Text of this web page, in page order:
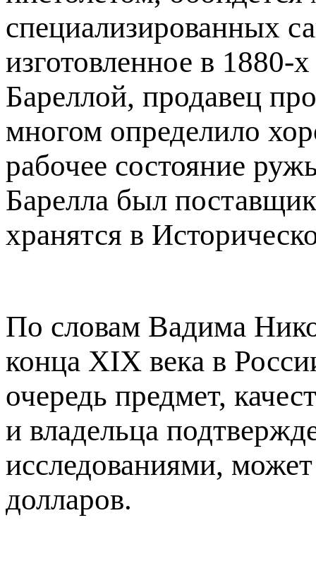
специализированных
изготовленное в 1880-
Бареллой, продавец
многом определило
рабочее состояние
Барелла был
хранятся в
По словам Вадима
конца XIX века в
очередь предмет,
и владельца
исследованиями, может
долларов.